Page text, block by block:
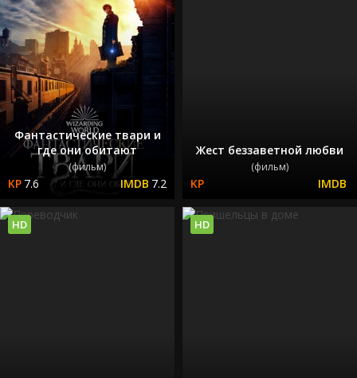
Фантастические твари и
где они обитают
(фильм)
7.6 7.2
Жест беззаветной любви
(фильм)
HD HD